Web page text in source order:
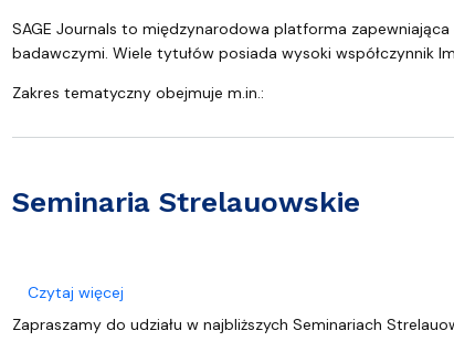
SAGE Journals to międzynarodowa platforma
badawczymi. Wiele tytułów posiada wysoki współczynnik
Zakres tematyczny obejmuje m.in.:
Seminaria Strelauowskie
Czytaj więcejo Seminaria Strelauowskie
Zapraszamy do udziału w najbliższych Seminariach